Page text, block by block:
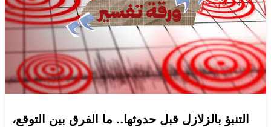
التنبؤ بالزلازل قبل حدوثها.. ما الفرق بين التوقع،